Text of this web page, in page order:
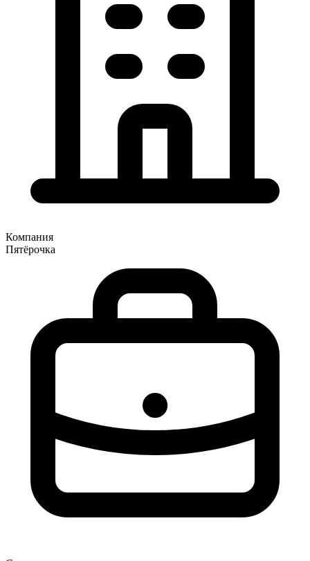
Компания
Пятёрочка